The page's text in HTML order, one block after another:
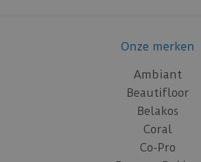
Onze merken
Ambiant
Beautifloor
Belakos
Coral
Co-Pro